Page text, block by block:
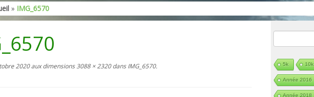
» IMG_6570
2020aux dimensions3088 × 2320dansIMG_6570.
Rechercher :
5k 10k
Année 2016
Année 2018